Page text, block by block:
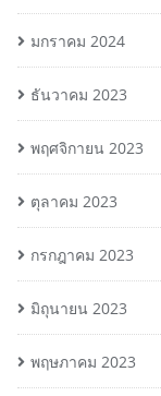
มกราคม 2024
ธันวาคม 2023
พฤศจิกายน 2023
ตุลาคม 2023
กรกฎาคม 2023
มิถุนายน 2023
พฤษภาคม 2023